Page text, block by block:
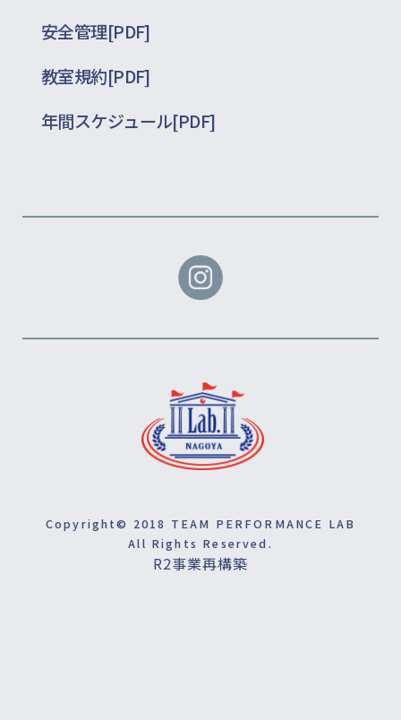
安全管理[PDF]
教室規約[PDF]
年間スケジュール[PDF]
Copyright© 2018 TEAM PERFORMANCE LAB
All Rights Reserved.
R2事業再構築